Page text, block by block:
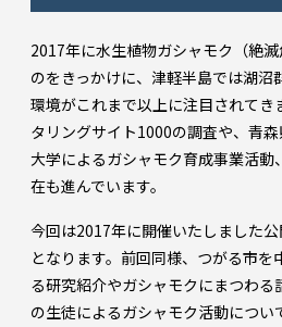
2017年に水生植物ガシャモク（絶
のをきっかけに、津軽半島では湖沼
環境がこれまで以上に注目されてき
タリングサイト1000の調査や、青
大学によるガシャモク育成事業活
在も進んでいます。
今回は2017年に開催いたしました
となります。前回同様、つがる市を
る研究紹介やガシャモクにまつわ
の生徒によるガシャモク活動につい